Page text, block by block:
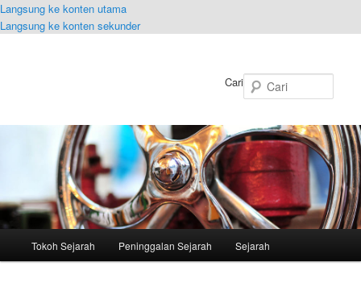
Langsung ke konten utama
Langsung ke konten sekunder
Cari
Tokoh Sejarah Peninggalan Sejarah Sejarah